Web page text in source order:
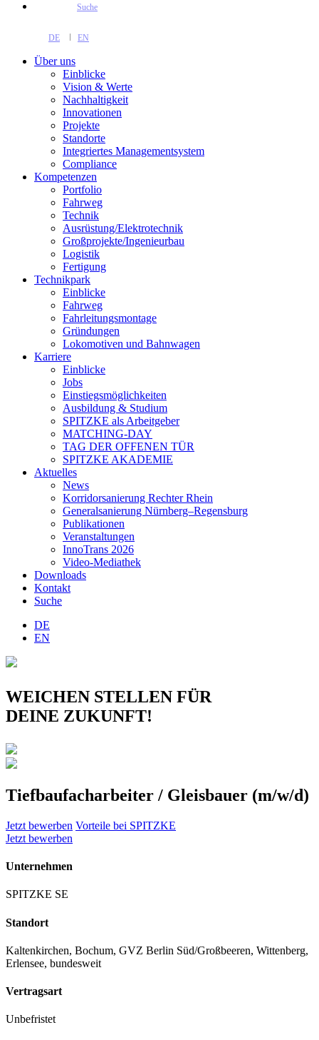
Suche
DE EN
Über uns
Einblicke
Vision & Werte
Nachhaltigkeit
Innovationen
Projekte
Standorte
Integriertes Managementsystem
Compliance
Kompetenzen
Portfolio
Fahrweg
Technik
Ausrüstung/Elektrotechnik
Großprojekte/Ingenieurbau
Logistik
Fertigung
Technikpark
Einblicke
Fahrweg
Fahrleitungsmontage
Gründungen
Lokomotiven und Bahnwagen
Karriere
Einblicke
Jobs
Einstiegsmöglichkeiten
Ausbildung & Studium
SPITZKE als Arbeitgeber
MATCHING-DAY
TAG DER OFFENEN TÜR
SPITZKE AKADEMIE
Aktuelles
News
Korridorsanierung Rechter Rhein
Generalsanierung Nürnberg–Regensburg
Publikationen
Veranstaltungen
InnoTrans 2026
Video-Mediathek
Downloads
Kontakt
Suche
DE
EN
WEICHEN STELLEN FÜR
DEINE ZUKUNFT!
Tiefbaufacharbeiter / Gleisbauer (m/w/d)
Jetzt bewerben Vorteile bei SPITZKE
Jetzt bewerben
Unternehmen
SPITZKE SE
Standort
Kaltenkirchen, Bochum, GVZ Berlin Süd/Großbeeren, Wittenberg,
Erlensee, bundesweit
Vertragsart
Unbefristet